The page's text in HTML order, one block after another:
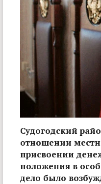
Судогодский
отношении
присвоении
положения в
дело было